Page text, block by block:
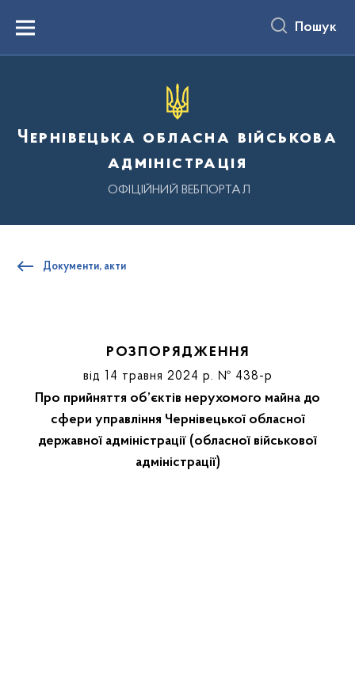
вмістуMenu Пошук
Чернівецька обласна військова
адміністрація
ОФІЦІЙНИЙ ВЕБПОРТАЛ
Документи, акти
РОЗПОРЯДЖЕННЯ
від 14 травня 2024 р. № 438-р
Про прийняття об’єктів нерухомого майна до
сфери управління Чернівецької обласної
державної адміністрації (обласної військової
адміністрації)